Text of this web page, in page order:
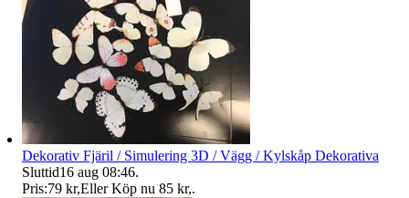
Dekorativ Fjäril / Simulering 3D / Vägg / Kylskåp Dekorativa
Sluttid16 aug 08:46.
Pris:79 kr,Eller Köp nu 85 kr,.